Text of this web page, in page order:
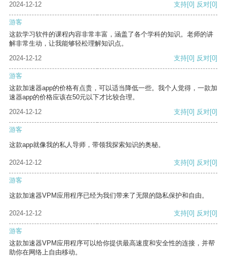
2024-12-12 支持[0] 反对[0]
游客
这款学习软件的课程内容非常丰富，涵盖了各个学科的知识。老师的讲
解非常生动，让我能够轻松理解知识点。
2024-12-12
支持[0] 反对[0]
游客
这款加速器app的价格有点贵，可以适当降低一些。我个人觉得，一款加
速器app的价格应该在50元以下才比较合理。
2024-12-12
支持[0] 反对[0]
游客
这款app就像我的私人导师，带领我探索知识的奥秘。
2024-12-12 支持[0] 反对[0]
游客
这款加速器VPM应用程序已经为我们带来了无限的隐私保护和自由。
2024-12-12 支持[0] 反对[0]
游客
这款加速器VPM应用程序可以给你提供最高速度和安全性的连接，并帮
助你在网络上自由移动。